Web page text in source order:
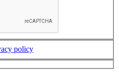
policy